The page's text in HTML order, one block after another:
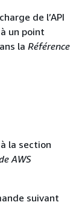
de l’API
un point
la Référence
la section
AWS
suivant